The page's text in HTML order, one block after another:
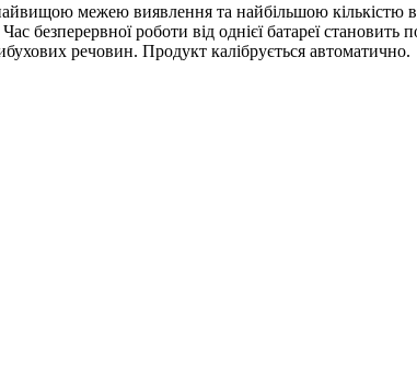
межею виявлення та найбільшою кількістю
роботи від однієї батареї становить
речовин. Продукт калібрується автоматично.